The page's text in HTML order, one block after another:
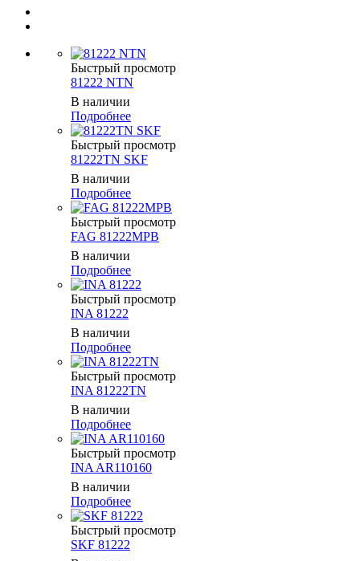
Быстрый просмотр
81222 NTN
В наличии
Подробнее
Быстрый просмотр
81222TN SKF
В наличии
Подробнее
Быстрый просмотр
FAG 81222MPB
В наличии
Подробнее
Быстрый просмотр
INA 81222
В наличии
Подробнее
Быстрый просмотр
INA 81222TN
В наличии
Подробнее
Быстрый просмотр
INA AR110160
В наличии
Подробнее
Быстрый просмотр
SKF 81222